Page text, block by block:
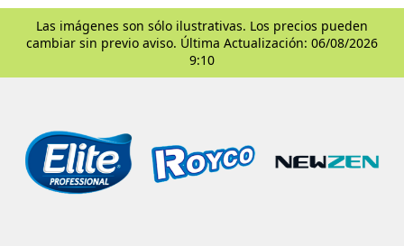
Las imágenes son sólo ilustrativas. Los precios pueden
cambiar sin previo aviso. Última Actualización: 06/08/2026
9:10